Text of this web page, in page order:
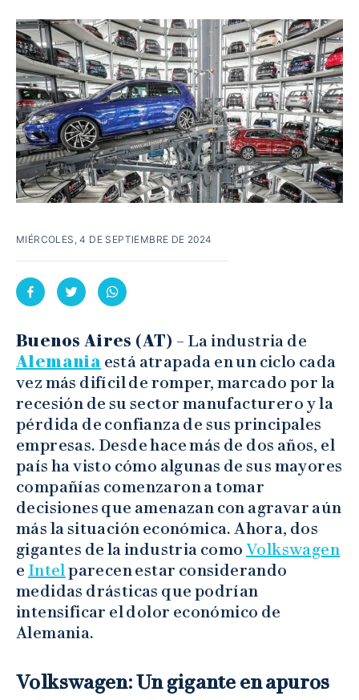
MIÉRCOLES, 4 DE SEPTIEMBRE DE 2024
Buenos Aires (AT) – La industria de
Alemania está atrapada en un ciclo cada
vez más difícil de romper, marcado por la
recesión de su sector manufacturero y la
pérdida de confianza de sus principales
empresas. Desde hace más de dos años, el
país ha visto cómo algunas de sus mayores
compañías comenzaron a tomar
decisiones que amenazan con agravar aún
más la situación económica. Ahora, dos
gigantes de la industria como Volkswagen
e Intelparecen estar considerando
medidas drásticas que podrían
intensificar el dolor económico de
Alemania.
Volkswagen: Un gigante en apuros